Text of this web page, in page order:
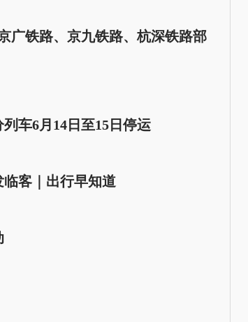
广铁路、京九铁路、杭深铁路部
车6月14日至15日停运
客｜出行早知道